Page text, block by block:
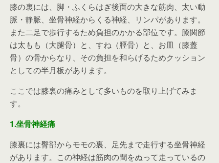
膝の裏には、脚・ふくらはぎ後面の大きな筋肉、太い動
脈・静脈、坐骨神経からくる神経、リンパがあります。
また二足で歩行するため負担のかかる部位です。膝関節
は太もも（大腿骨）と、すね（脛骨）と、お皿（膝蓋
骨）の骨からなり、その負担を和らげるためクッション
としての半月板があります。
ここでは膝裏の痛みとして多いものを取り上げてみま
す。
1.坐骨神経痛
膝裏には臀部からモモの裏、足先まで走行する坐骨神経
があります。この神経は筋肉の間をぬって走っているの